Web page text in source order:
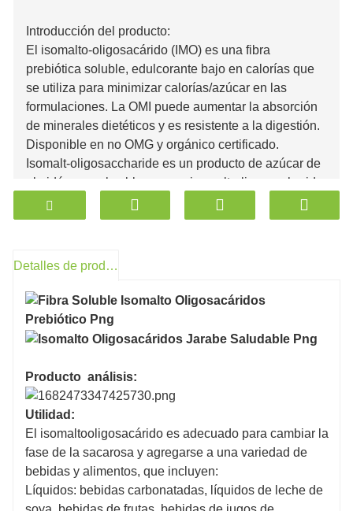
Introducción del producto:
El isomalto-oligosacárido (IMO) es una fibra
prebiótica soluble, edulcorante bajo en calorías que
se utiliza para minimizar calorías/azúcar en las
formulaciones. La OMI puede aumentar la absorción
de minerales dietéticos y es resistente a la digestión.
Disponible en no OMG y orgánico certificado.
Isomalt-oligosaccharide es un producto de azúcar de
almidón en polvo blanco con isomalt-oligosaccharide
como el aspecto importante sutil via a colección de
enfoques tales como licuefacción, glicosilación,
concentración y secado. Los isomaltooligosacáridos
(IMO) son además conocidos como|| ||isomalto-
oligosacáridos, oligosacáridos ramificados, etc. El
general de mi país suave empresa se establece como
isomalto-oligosacáridos. Es una clase de azúcar de
panosa, isomaltosa y oligosacáridos por encima de
tetrasacárido cierto mediante el uso de α-1, 6 enlaces
glucosídicos entre moléculas de glucosa. Tiene el
impacto de bifidobacterias en proliferación y es
práctico|| ||oligosacárido, que no puede ser digerido
ni absorbido por el cuerpo humano, y ya no propósito
aumentar el azúcar en la sangre. Se puede comer a
través de humanos con diabetes .
Detalles de producto
Producto análisis:
Utilidad:
El isomaltooligosacárido es adecuado para cambiar la
fase de la sacarosa y agregarse a una variedad de
bebidas y alimentos, que incluyen:
Líquidos: bebidas carbonatadas, líquidos de leche de